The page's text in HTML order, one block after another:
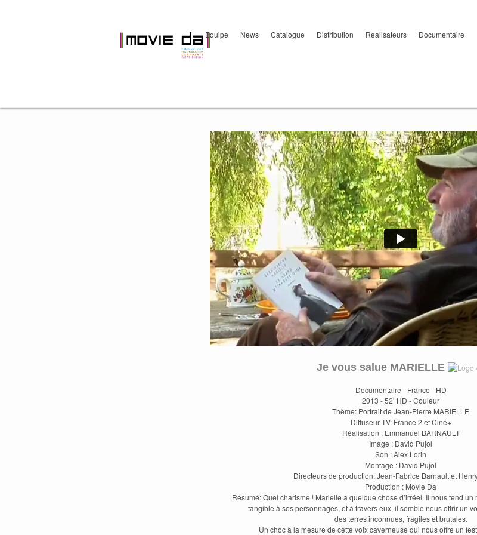
Equipe News Catalogue Distribution Realisateurs Documentaire
Je vous salue MARIELLE
Documentaire - France - HD
2013 - 52’ HD - Couleur
Thème: Portrait de Jean-Pierre MARIELLE
Diffuseur TV: France 2 et Ciné+
Réalisation : Emmanuel BARNAULT
Image : David Pujol
Son : Alex Lorin
Montage : David Pujol
Directeurs de production: Jean-Fabrice Barnault et
Production : Movie Da
Résumé: Quel charisme ! Marielle a quelque chose d’irréel. Il nous tend
tangible à ses personnages, et à travers eux, il semble nous offrir un
des terres inconnues, fragiles et brutales.
Un choc à la mesure de cette voix caverneuse qui nous offre un